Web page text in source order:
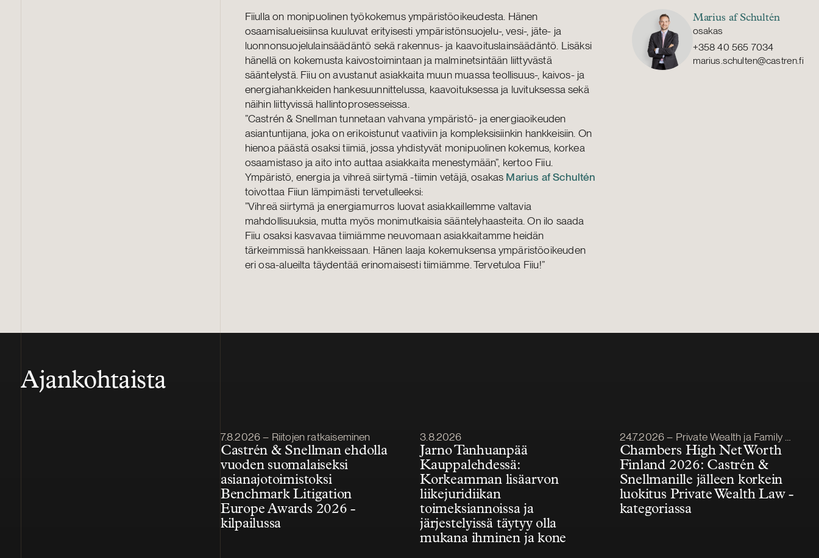
Fiiulla on monipuolinen työkokemus ympäristöoikeudesta. Hänen
osaamisalueisiinsa kuuluvat erityisesti ympäristönsuojelu-, vesi-, jäte- ja
luonnonsuojelulainsäädäntö sekä rakennus- ja kaavoituslainsäädäntö. Lisäksi
hänellä on kokemusta kaivostoimintaan ja malminetsintään liittyvästä
sääntelystä. Fiiu on avustanut asiakkaita muun muassa teollisuus-, kaivos- ja
energiahankkeiden hankesuunnittelussa, kaavoituksessa ja luvituksessa sekä
näihin liittyvissä hallintoprosesseissa.
”Castrén & Snellman tunnetaan vahvana ympäristö- ja energiaoikeuden
asiantuntijana, joka on erikoistunut vaativiin ja kompleksisiinkin hankkeisiin. On
hienoa päästä osaksi tiimiä, jossa yhdistyvät monipuolinen kokemus, korkea
osaamistaso ja aito into auttaa asiakkaita menestymään”, kertoo Fiiu.
Ympäristö, energia ja vihreä siirtymä -tiimin vetäjä, osakas Marius af Schultén
toivottaa Fiiun lämpimästi tervetulleeksi:
”Vihreä siirtymä ja energiamurros luovat asiakkaillemme valtavia
mahdollisuuksia, mutta myös monimutkaisia sääntelyhaasteita. On ilo saada
Fiiu osaksi kasvavaa tiimiämme neuvomaan asiakkaitamme heidän
tärkeimmissä hankkeissaan. Hänen laaja kokemuksensa ympäristöoikeuden
eri osa-alueilta täydentää erinomaisesti tiimiämme. Tervetuloa Fiiu!”
Marius af Schultén
osakas
+358 40 565 7034
marius.schulten@castren.fi
Ajankohtaista
Julkaistu
7.8.2026 – Riitojen ratkaiseminen
Castrén & Snellman ehdolla
vuoden suomalaiseksi
asianajotoimistoksi
Benchmark Litigation
Europe Awards 2026 -
kilpailussa
Julkaistu
3.8.2026
Jarno Tanhuanpää
Kauppalehdessä:
Korkeamman lisäarvon
liikejuridiikan
toimeksiannoissa ja
järjestelyissä täytyy olla
mukana ihminen ja kone
Julkaistu
24.7.2026 – Private Wealth ja Family Office
Chambers High Net Worth
Finland 2026: Castrén &
Snellmanille jälleen korkein
luokitus Private Wealth Law -
kategoriassa